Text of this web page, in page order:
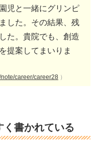
児と一緒にグリンピ
した。その結果、残
た。貴院でも、創造
提案してまいりま
note/career/career28）
く書かれている